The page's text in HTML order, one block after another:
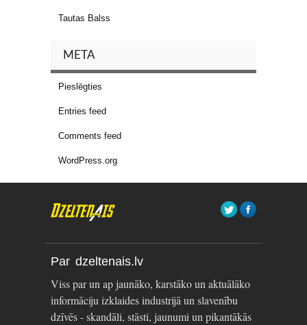
Tautas Balss
META
Pieslēgties
Entries feed
Comments feed
WordPress.org
Par dzeltenais.lv
Viss par un ap jaunāko, karstāko un aktuālāko
informāciju izklaides industrijā un slavenību
dzīvēs - skandāli, stāsti, jaunumi un pikantākās